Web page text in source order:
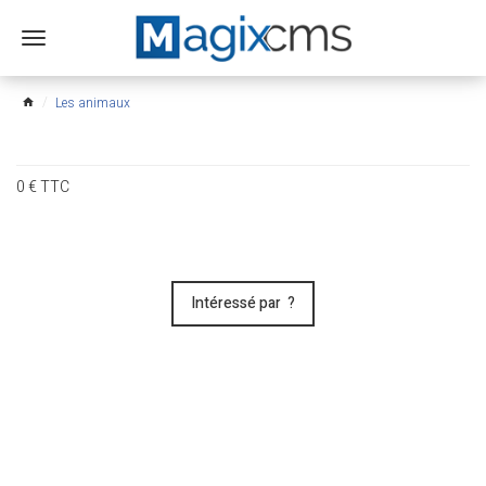
Ouvrir
menu
home Les animaux
0€TTC
Intéressé par ?